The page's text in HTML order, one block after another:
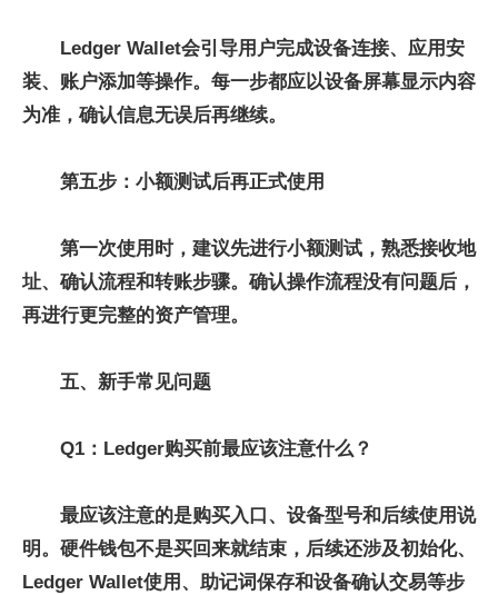
Ledger Wallet会引导用户完成设备连接、应用安
装、账户添加等操作。每一步都应以设备屏幕显示内容
为准，确认信息无误后再继续。
第五步：小额测试后再正式使用
第一次使用时，建议先进行小额测试，熟悉接收地
址、确认流程和转账步骤。确认操作流程没有问题后，
再进行更完整的资产管理。
五、新手常见问题
Q1：Ledger购买前最应该注意什么？
最应该注意的是购买入口、设备型号和后续使用说
明。硬件钱包不是买回来就结束，后续还涉及初始化、
Ledger Wallet使用、助记词保存和设备确认交易等步